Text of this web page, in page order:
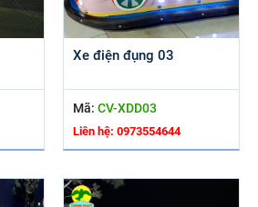
Xe điện đụng 03
Mã: CV-XDD03
Liên hệ: 0973554644